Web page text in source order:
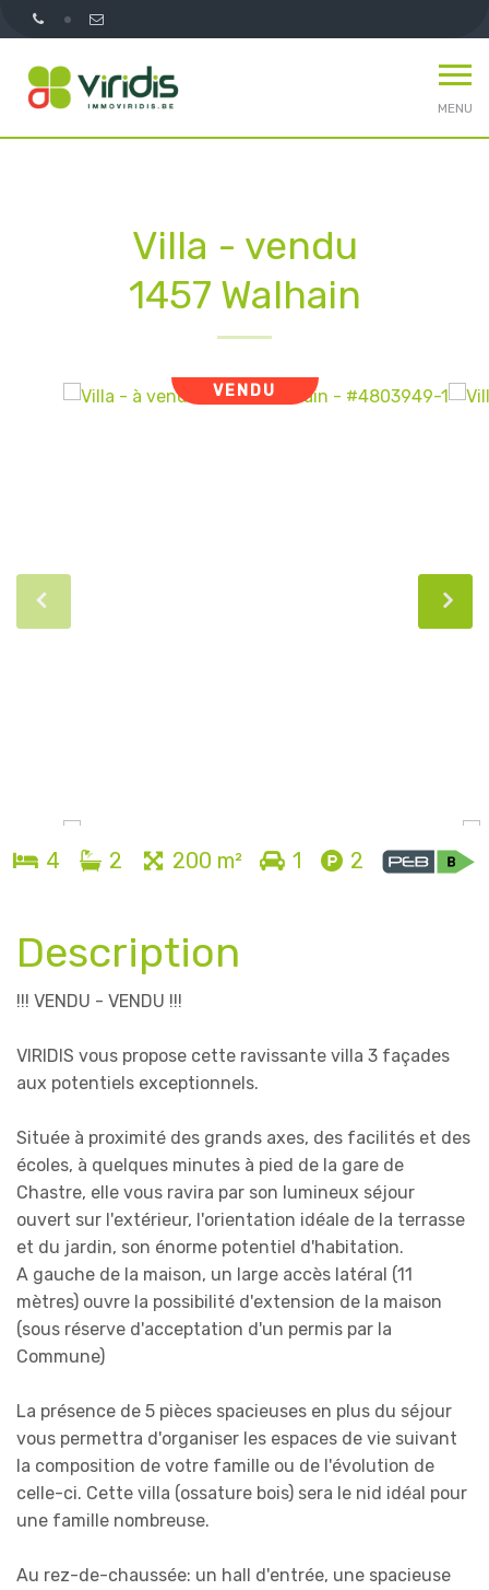
MENU
Villa - vendu
1457 Walhain
VENDU
4 2 200 m² 1 2
Description
!!! VENDU - VENDU !!!
VIRIDIS vous propose cette ravissante villa 3 façades
aux potentiels exceptionnels.
Située à proximité des grands axes, des facilités et des
écoles, à quelques minutes à pied de la gare de
Chastre, elle vous ravira par son lumineux séjour
ouvert sur l'extérieur, l'orientation idéale de la terrasse
et du jardin, son énorme potentiel d'habitation.
A gauche de la maison, un large accès latéral (11
mètres) ouvre la possibilité d'extension de la maison
(sous réserve d'acceptation d'un permis par la
Commune)
La présence de 5 pièces spacieuses en plus du séjour
vous permettra d'organiser les espaces de vie suivant
la composition de votre famille ou de l'évolution de
celle-ci. Cette villa (ossature bois) sera le nid idéal pour
une famille nombreuse.
Au rez-de-chaussée: un hall d'entrée, une spacieuse